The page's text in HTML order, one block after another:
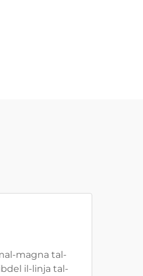
magna tal-
il-linja tal-